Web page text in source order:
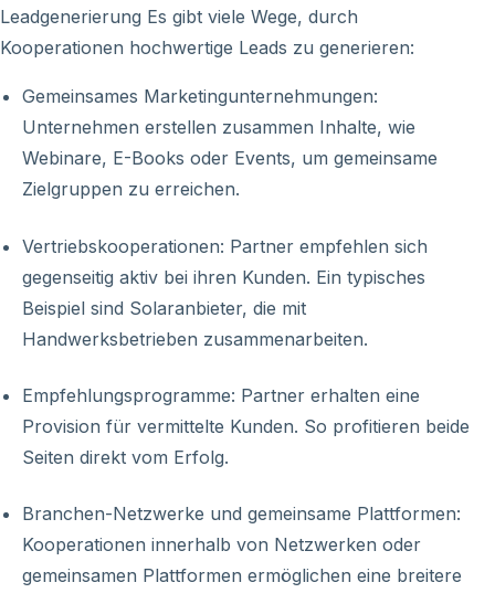
Leadgenerierung Es gibt viele Wege, durch
Kooperationen hochwertige Leads zu generieren:
Gemeinsames Marketingunternehmungen:
Unternehmen erstellen zusammen Inhalte, wie
Webinare, E-Books oder Events, um gemeinsame
Zielgruppen zu erreichen.
Vertriebskooperationen: Partner empfehlen sich
gegenseitig aktiv bei ihren Kunden. Ein typisches
Beispiel sind Solaranbieter, die mit
Handwerksbetrieben zusammenarbeiten.
Empfehlungsprogramme: Partner erhalten eine
Provision für vermittelte Kunden. So profitieren beide
Seiten direkt vom Erfolg.
Branchen-Netzwerke und gemeinsame Plattformen:
Kooperationen innerhalb von Netzwerken oder
gemeinsamen Plattformen ermöglichen eine breitere